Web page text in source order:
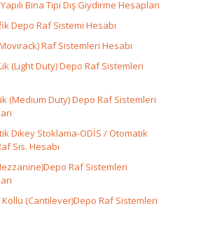
Bina Tipi Dış Giydirme Hesapları
Depo Raf Sistemi Hesabı
Raf Sistemleri Hesabı
(Light Duty) Depo Raf Sistemleri
(Medium Duty) Depo Raf Sistemleri
Dikey Stoklama-ODİS / Otomatik
Sis. Hesabı
Raf Sistemleri
(Cantilever)Depo Raf Sistemleri